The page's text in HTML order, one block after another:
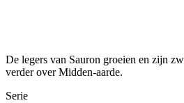
De legers van Sauron groeien en zijn
verder over Midden-aarde.
Serie